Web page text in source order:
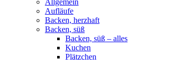
Allgemein
Aufläufe
Backen, herzhaft
Backen, süß
Backen, süß – alles
Kuchen
Plätzchen